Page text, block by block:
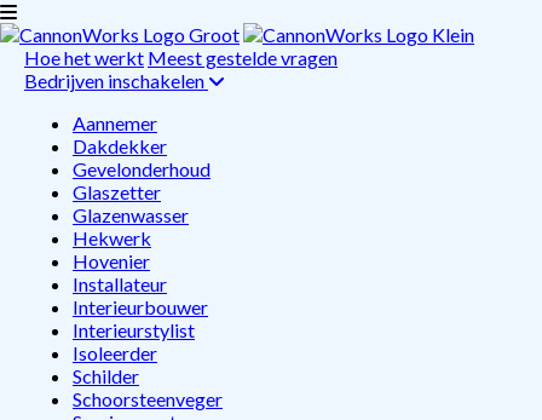
Hoe het werkt Meest gestelde vragen
Bedrijven inschakelen
Aannemer
Dakdekker
Gevelonderhoud
Glaszetter
Glazenwasser
Hekwerk
Hovenier
Installateur
Interieurbouwer
Interieurstylist
Isoleerder
Schilder
Schoorsteenveger